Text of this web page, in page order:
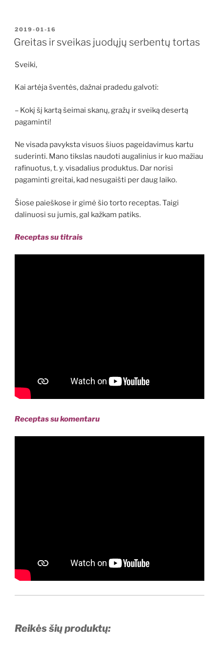
PASKELBTA
2019-01-16
Greitas ir sveikas juodųjų serbentų tortas
Sveiki,
Kai artėja šventės, dažnai pradedu galvoti:
– Kokį šį kartą šeimai skanų, gražų ir sveiką desertą
pagaminti!
Ne visada pavyksta visuos šiuos pageidavimus kartu
suderinti. Mano tikslas naudoti augalinius ir kuo mažiau
rafinuotus, t. y. visadalius produktus. Dar norisi
pagaminti greitai, kad nesugaišti per daug laiko.
Šiose paieškose ir gimė šio torto receptas. Taigi
dalinuosi su jumis, gal kažkam patiks.
Receptas su titrais
Receptas su komentaru
Reikės šių produktų: